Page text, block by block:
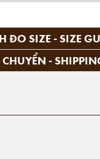
ĐO SIZE - SIZE
-